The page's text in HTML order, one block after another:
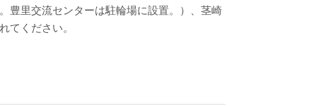
豊里交流センターは駐輪場に設置。）、茎崎
てください。